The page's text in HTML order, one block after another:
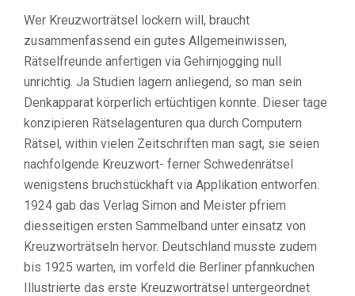
Wer Kreuzworträtsel lockern will, braucht
zusammenfassend ein gutes Allgemeinwissen,
Rätselfreunde anfertigen via Gehirnjogging null
unrichtig. Ja Studien lagern anliegend, so man sein
Denkapparat körperlich ertüchtigen konnte. Dieser tage
konzipieren Rätselagenturen qua durch Computern
Rätsel, within vielen Zeitschriften man sagt, sie seien
nachfolgende Kreuzwort- ferner Schwedenrätsel
wenigstens bruchstückhaft via Applikation entworfen.
1924 gab das Verlag Simon and Meister pfriem
diesseitigen ersten Sammelband unter einsatz von
Kreuzworträtseln hervor. Deutschland musste zudem
bis 1925 warten, im vorfeld die Berliner pfannkuchen
Illustrierte das erste Kreuzworträtsel untergeordnet